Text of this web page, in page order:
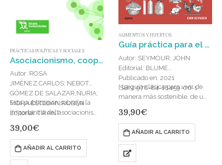
PRÁCTICAS POLÍTICAS Y SOCIALES
Asociacionismo, cooperativas y empatías sociales frente a nuevos retos en la actualidad sostenible
Autor: ROSA
JIMÉNEZ,CARLOS; NEBOT
GÓMEZ DE SALAZAR,NURIA;
MORA ESTEBAN,RUBÉN
Editorial: TIRANT
Publicado en: 2025
Esta publicación subraya la
importancia del asociacionismo
la transformación sostenible de
los…
39,00€
AÑADIR AL CARRITO
ALIMENTOS Y HUERTOS
Guía práctica para el horticultor autosuficiente y la vida en el campo
Autor: SEYMOUR, JOHN
Editorial: BLUME
Publicado en: 2021
ISBN: 978-84-18459-06-1
* La guía clásica para vivir de
manera más sostenible, de uno
por la autosuficiencia. * Desde
hace más de…
39,90€
AÑADIR AL CARRITO